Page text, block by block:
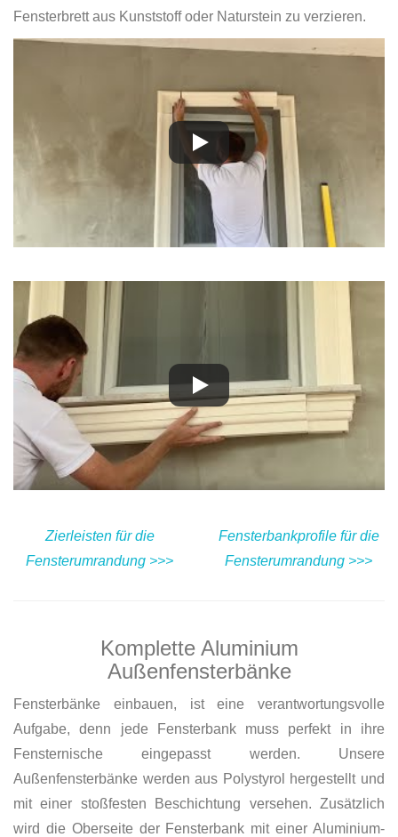
Fensterbrett aus Kunststoff oder Naturstein zu verzieren.
Zierleisten für die
Fensterumrandung >>>
Fensterbankprofile für die
Fensterumrandung >>>
Komplette Aluminium
Außenfensterbänke
Fensterbänke einbauen, ist eine verantwortungsvolle
Aufgabe, denn jede Fensterbank muss perfekt in ihre
Fensternische eingepasst werden. Unsere
Außenfensterbänke werden aus Polystyrol hergestellt und
mit einer stoßfesten Beschichtung versehen. Zusätzlich
wird die Oberseite der Fensterbank mit einer Aluminium-